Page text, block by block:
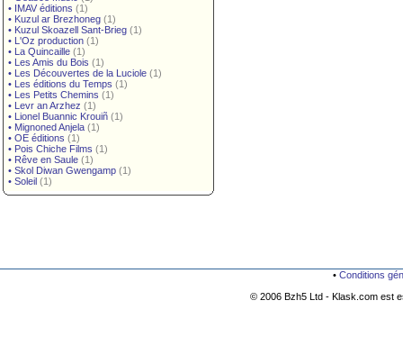
• IMAV éditions (1)
• Kuzul ar Brezhoneg (1)
• Kuzul Skoazell Sant-Brieg (1)
• L'Oz production (1)
• La Quincaille (1)
• Les Amis du Bois (1)
• Les Découvertes de la Luciole (1)
• Les éditions du Temps (1)
• Les Petits Chemins (1)
• Levr an Arzhez (1)
• Lionel Buannic Krouiñ (1)
• Mignoned Anjela (1)
• OE éditions (1)
• Pois Chiche Films (1)
• Rêve en Saule (1)
• Skol Diwan Gwengamp (1)
• Soleil (1)
•Conditions
© 2006 Bzh5 Ltd - Klask.com est